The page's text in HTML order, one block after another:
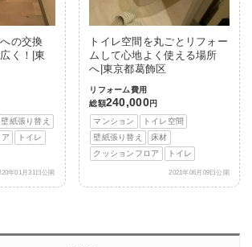
の交換
く！|東
壁紙張り替え
トイレ
年01月31日公開
トイレ空間を丸ごとリフォー
ムして心地よく使える場所
へ|東京都葛飾区
リフォーム費用
総額240,000円
マンション
トイレ空間
壁紙張り替え
床材
クッションフロア
トイレ
2021年06月09日公開